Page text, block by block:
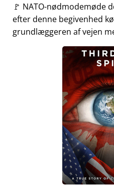
🚩 NATO-nødmodemøde
efter denne begivenhed
grundlæggeren af vejen